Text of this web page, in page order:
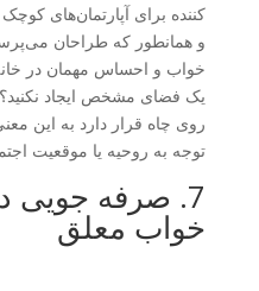
کننده برای آپارتمان‌های
و همانطور که طراحان
خواب و احساس مهمان در
یک فضای مشخص ایجاد
روی چاه قرار دارد به این
توجه به روحیه یا موقعیت
7. صرفه جویی
خواب معلق